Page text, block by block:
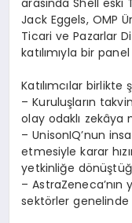
arasında Shell eski
Jack Eggels, OMPÜ
Ticari ve Pazarlar
katılımıyla bir
Katılımcılar birlikteş
– Kuruluşların
olay odaklı zekâya
– UnisonIQ’nun
etmesiyle karar hızı
yetkinliğe dönüşt
– AstraZeneca’nın
sektörler genelinde